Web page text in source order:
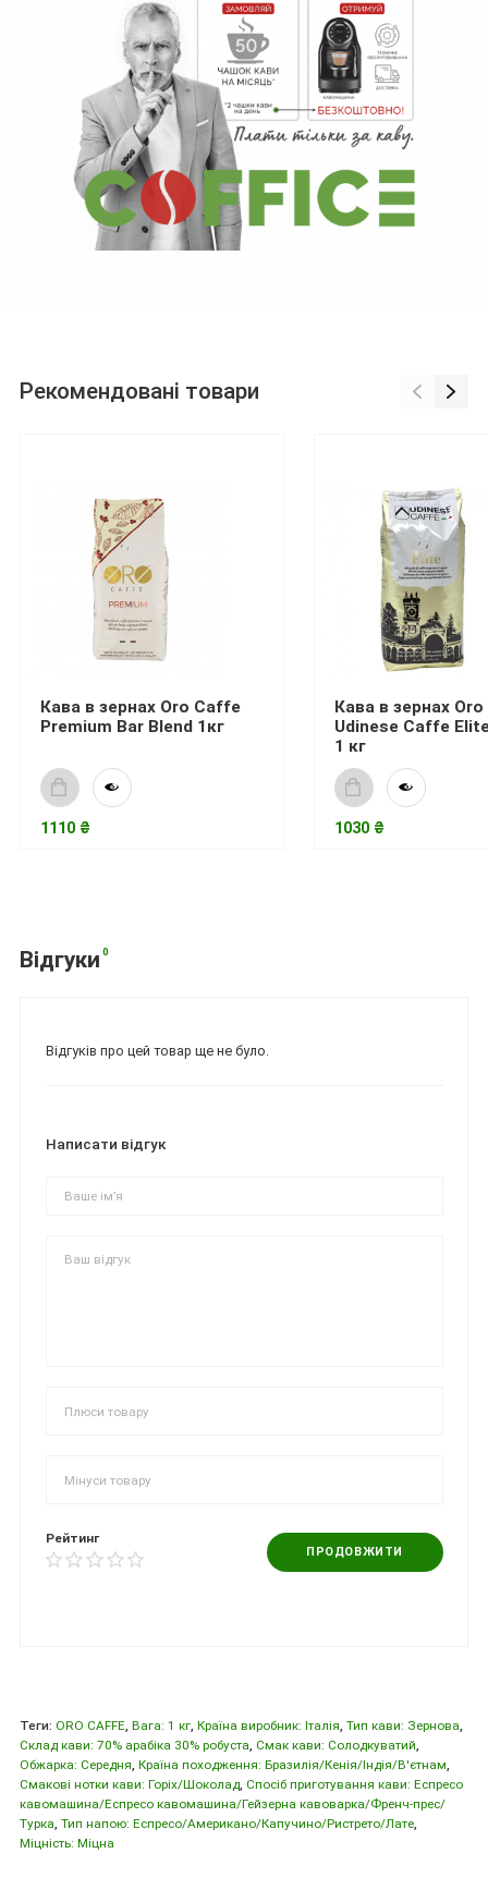
Рекомендовані товари
Кава в зернах Oro Caffe
Premium Bar Blend 1кг
1110 ₴
Кава в зернах
Udinese Caffe
1 кг
1030 ₴
Відгуки 0
Відгуків про цей товар ще не було.
Написати відгук
Рейтинг
ПРОДОВЖИТИ
Теги: ORO CAFFE, Вага: 1 кг, Країна виробник: Iталiя, Тип кави: Зернова,
Склад кави: 70% aрабіка 30% pобуста, Смак кави: Солодкуватий,
Обжарка: Середня, Країна походження: Бразилія/Кенія/Індія/В'єтнам,
Смакові нотки кави: Горіх/Шоколад, Спосіб приготування кави: Еспресо
кавомашина/Еспресо кавомашина/Гейзерна кавоварка/Френч-прес/
Турка, Тип напою: Еспресо/Американо/Капучино/Ристрето/Лате,
Міцність: Міцна